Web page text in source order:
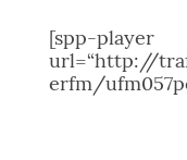
[spp-player
url=“http://
erfm/